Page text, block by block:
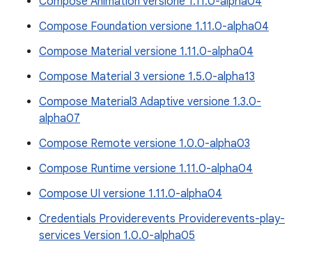
Compose Foundation versione 1.11.0-alpha04
Compose Material versione 1.11.0-alpha04
Compose Material 3 versione 1.5.0-alpha13
Compose Material3 Adaptive versione 1.3.0-
alpha07
Compose Remote versione 1.0.0-alpha03
Compose Runtime versione 1.11.0-alpha04
Compose UI versione 1.11.0-alpha04
Credentials Providerevents Providerevents-play-
services Version 1.0.0-alpha05